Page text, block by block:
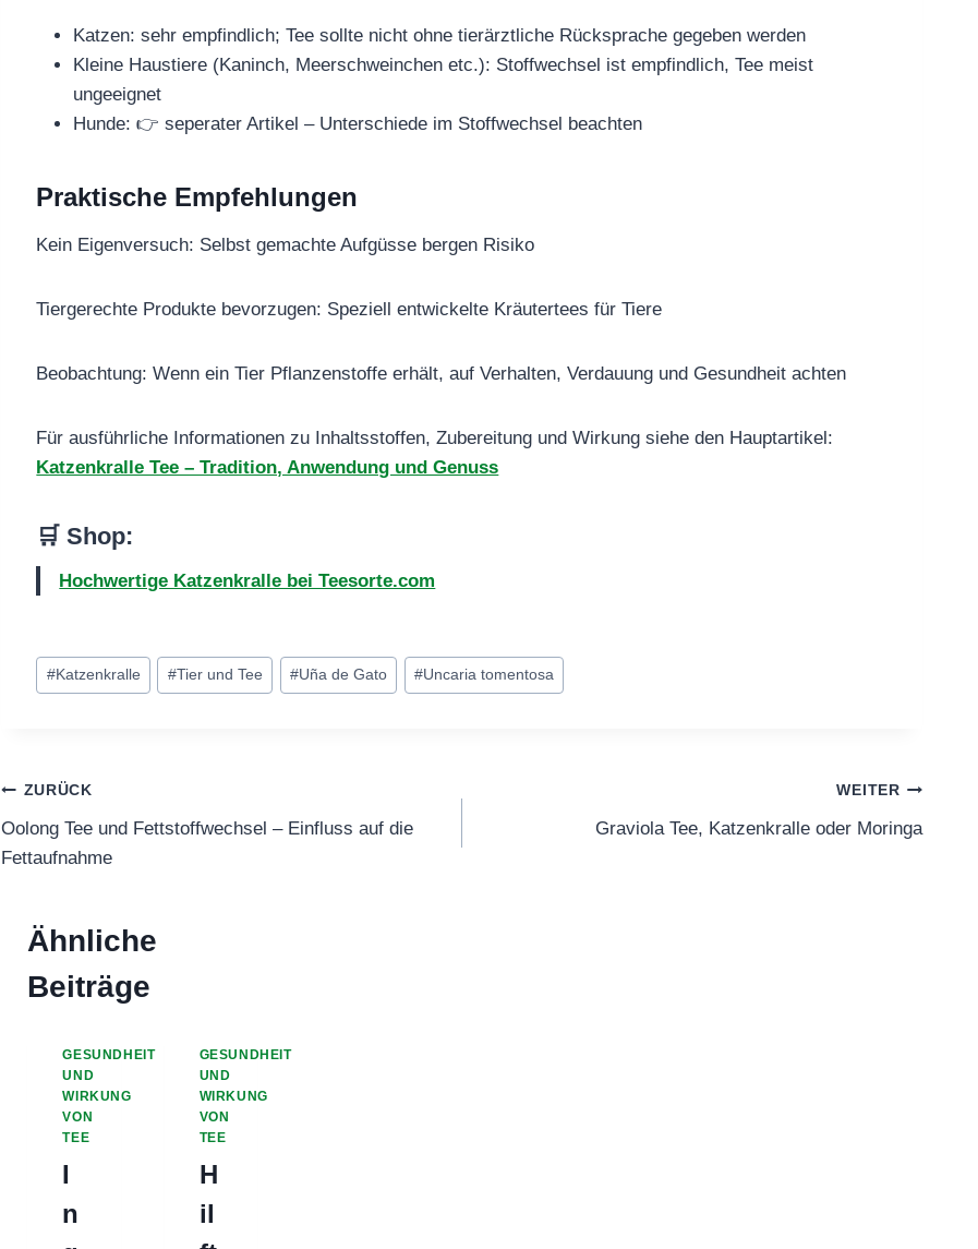
Katzen: sehr empfindlich; Tee sollte nicht ohne tierärztliche Rücksprache gegeben werden
Kleine Haustiere (Kaninch, Meerschweinchen etc.): Stoffwechsel ist empfindlich, Tee meist
ungeeignet
Hunde: 👉 seperater Artikel – Unterschiede im Stoffwechsel beachten
Praktische Empfehlungen
Kein Eigenversuch: Selbst gemachte Aufgüsse bergen Risiko
Tiergerechte Produkte bevorzugen: Speziell entwickelte Kräutertees für Tiere
Beobachtung: Wenn ein Tier Pflanzenstoffe erhält, auf Verhalten, Verdauung und Gesundheit achten
Für ausführliche Informationen zu Inhaltsstoffen, Zubereitung und Wirkung siehe den Hauptartikel:
Katzenkralle Tee – Tradition, Anwendung und Genuss
🛒 Shop:
Hochwertige Katzenkralle bei Teesorte.com
Schlagworte:
#Katzenkralle #Tier und Tee #Uña de Gato #Uncaria tomentosa
Beitragsnavigation
ZURÜCK
Oolong Tee und Fettstoffwechsel – Einfluss auf die
Fettaufnahme
WEITER
Graviola Tee, Katzenkralle oder Moringa
Ähnliche
Beiträge
GESUNDHEIT
UND
WIRKUNG
VON
TEE
I
n
GESUNDHEIT
UND
WIRKUNG
VON
TEE
H
il